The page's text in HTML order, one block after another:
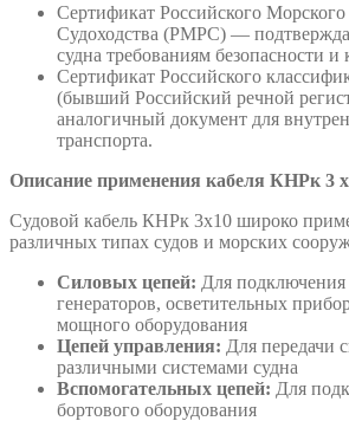
Сертификат Российского Морского
Судоходства (РМРС) —
судна требованиям безопасности и
Сертификат Российского
(бывший Российский речной
аналогичный документ для
транспорта.
Описание применения кабеля КНРк 3
Судовой кабель КНРк 3х10 широко
различных типах судов и морских
Силовых цепей: Для подключения
генераторов, осветительных
мощного оборудования
Цепей управления: Для передачи
различными системами судна
Вспомогательных цепей: Для
бортового оборудования